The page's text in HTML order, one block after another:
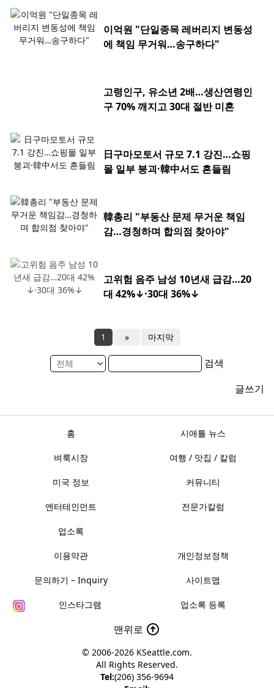
이억원 "단일종목 레버리지 변동성
에 책임 무거워…송구하다"
고령인구, 유소년 2배…생산연령인
구 70% 깨지고 30대 절반 미혼
日구마모토서 규모 7.1 강진…쇼핑
몰 일부 붕괴·韓中서도 흔들림
韓총리 "부동산 문제 무거운 책임
감…경청하며 합의점 찾아야"
고위험 음주 남성 10년새 급감…20
대 42%↓·30대 36%↓
1 » 마지막
검색
글쓰기
홈 시애틀 뉴스
벼룩시장 여행 / 맛집 / 칼럼
미국 정보 커뮤니티
엔터테인먼트 전문가칼럼
업소록
이용약관 개인정보정책
문의하기 – Inquiry 사이트맵
인스타그램 업소록 등록
맨위로
© 2006-2026 KSeattle.com.
All Rights Reserved.
Tel:(206) 356-9694